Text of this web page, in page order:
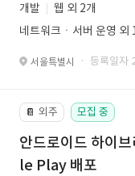
개발
웹 외 2개
네트워크ㆍ서버 운영 외
서울특별시 · 등록일자
📔 외주 모집 중
안드로이드 하이
le Play 배포